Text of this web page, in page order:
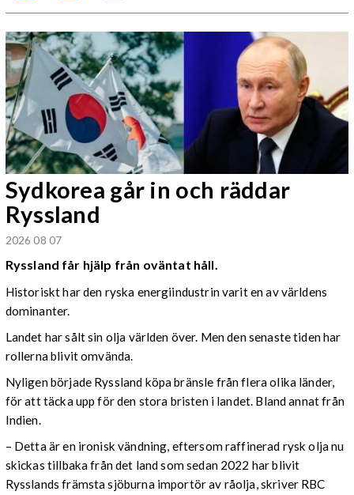
Sydkorea går in och räddar
Ryssland
2026 08 07
Ryssland får hjälp från oväntat håll.
Historiskt har den ryska energiindustrin varit en av världens
dominanter.
Landet har sålt sin olja världen över. Men den senaste tiden har
rollerna blivit omvända.
Nyligen började Ryssland köpa bränsle från flera olika länder,
för att täcka upp för den stora bristen i landet. Bland annat från
Indien.
– Detta är en ironisk vändning, eftersom raffinerad rysk olja nu
skickas tillbaka från det land som sedan 2022 har blivit
Rysslands främsta sjöburna importör av råolja, skriver RBC